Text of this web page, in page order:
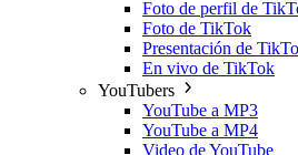
Foto de perfil de
Foto de TikTok
Presentación de
En vivo de TikTok
YouTubers
YouTube a MP3
YouTube a MP4
Video de YouTube